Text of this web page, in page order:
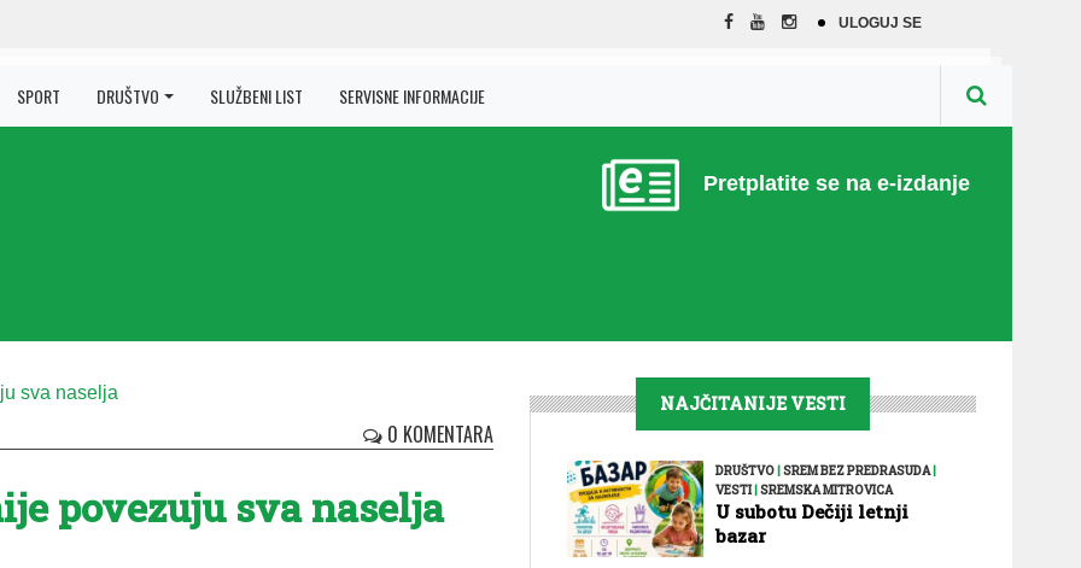
ULOGUJ SE
SPORT DRUŠTVO SLUŽBENI LIST SERVISNE INFORMACIJE
Pretplatite se na e-izdanje
0 KOMENTARA
po­ve­zu­ju sva na­se­lja
NAJČITANIJE VESTI
DRUŠTVO|SREM BEZ PREDRASUDA|
VESTI|SREMSKA MITROVICA
U subotu Dečiji letnji
bazar